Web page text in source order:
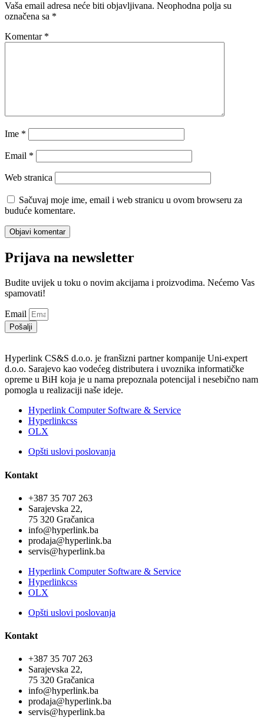
Vaša email adresa neće biti objavljivana. Neophodna polja su
označena sa *
Komentar *
Ime *
Email *
Web stranica
Sačuvaj moje ime, email i web stranicu u ovom browseru za
buduće komentare.
Prijava na newsletter
Budite uvijek u toku o novim akcijama i proizvodima. Nećemo Vas
spamovati!
Email
Pošalji
Hyperlink CS&S d.o.o. je franšizni partner kompanije Uni-expert
d.o.o. Sarajevo kao vodećeg distributera i uvoznika informatičke
opreme u BiH koja je u nama prepoznala potencijal i nesebično nam
pomogla u realizaciji naše ideje.
Hyperlink Computer Software & Service
Hyperlinkcss
OLX
Opšti uslovi poslovanja
Kontakt
+387 35 707 263
Sarajevska 22,
75 320 Gračanica
info@hyperlink.ba
prodaja@hyperlink.ba
servis@hyperlink.ba
Hyperlink Computer Software & Service
Hyperlinkcss
OLX
Opšti uslovi poslovanja
Kontakt
+387 35 707 263
Sarajevska 22,
75 320 Gračanica
info@hyperlink.ba
prodaja@hyperlink.ba
servis@hyperlink.ba